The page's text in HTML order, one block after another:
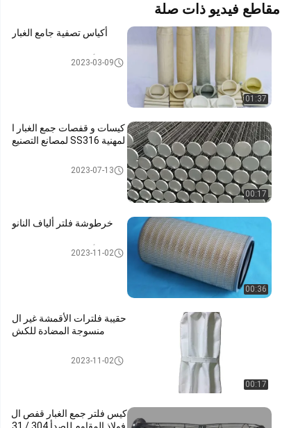
مقاطع فيديو ذات صلة
01:37
أكياس تصفية جامع الغبار
أكياس تصفية جامع الغبار
2023-03-09
00:17
كيسات و قفصات جمع الغبار ا
لمهنية SS316 لمصانع التصنيع
كيس مرشح قفص2023-07-13
00:36
خرطوشة فلتر ألياف النانو
أكياس تصفية جامع الغبار
2023-11-02
00:17
حقيبة فلترات الأقمشة غير ال
منسوجة المضادة للكش
كيس مرشح قفص2023-11-02
كيس فلتر جمع الغبار قفص ال